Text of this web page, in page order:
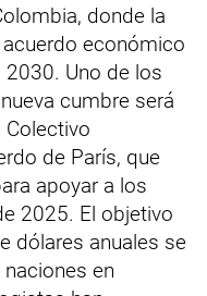
donde la
económico
Uno de los
cumbre será
Colectivo
de París, que
apoyar a los
2025. El objetivo
dólares anuales se
en